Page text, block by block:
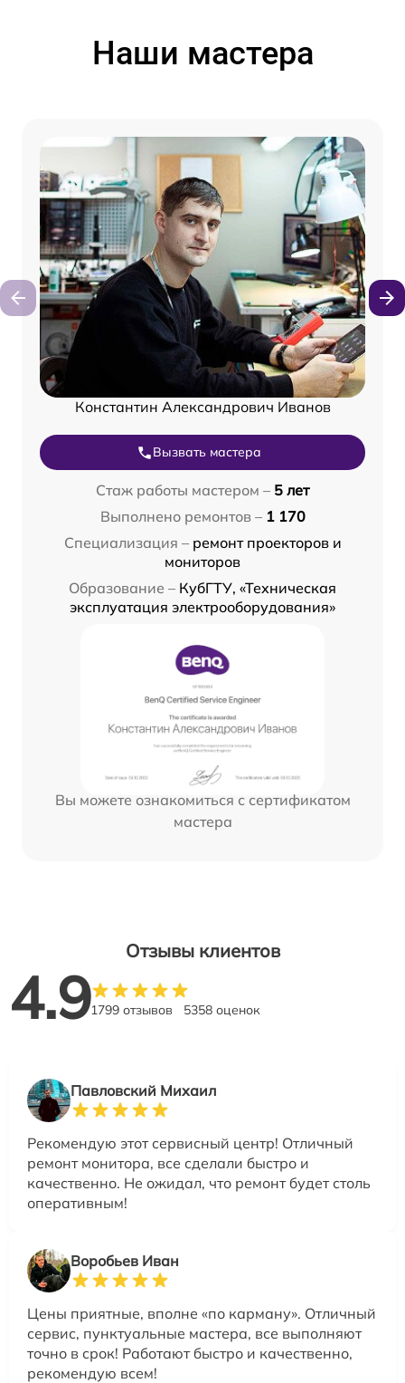
Наши мастера
Константин Александрович Иванов
Вызвать мастера
Стаж работы мастером – 5 лет
Выполнено ремонтов – 1 170
Специализация – ремонт проекторов и
мониторов
Образование – КубГТУ, «Техническая
эксплуатация электрооборудования»
Вы можете ознакомиться с сертификатом
мастера
Отзывы клиентов
4.91799 отзывов 5358 оценок
Павловский Михаил
Рекомендую этот сервисный центр! Отличный
ремонт монитора, все сделали быстро и
качественно. Не ожидал, что ремонт будет столь
оперативным!
Воробьев Иван
Цены приятные, вполне «по карману». Отличный
сервис, пунктуальные мастера, все выполняют
точно в срок! Работают быстро и качественно,
рекомендую всем!